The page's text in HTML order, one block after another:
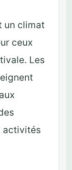
un climat
ceux
Les
activités